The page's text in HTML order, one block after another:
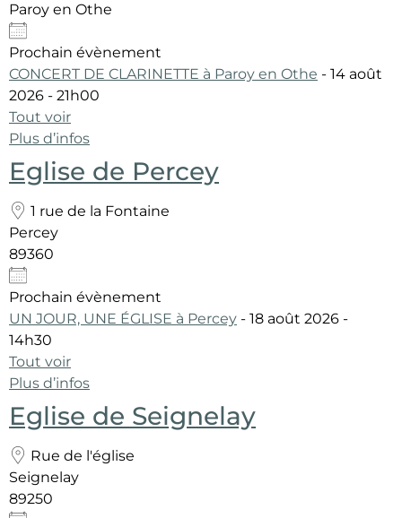
Paroy en Othe
Prochain évènement
CONCERT DE CLARINETTE à Paroy en Othe - 14 août
2026 - 21h00
Tout voir
Plus d’infos
Eglise de Percey
1 rue de la Fontaine
Percey
89360
Prochain évènement
UN JOUR, UNE ÉGLISE à Percey - 18 août 2026 -
14h30
Tout voir
Plus d’infos
Eglise de Seignelay
Rue de l'église
Seignelay
89250